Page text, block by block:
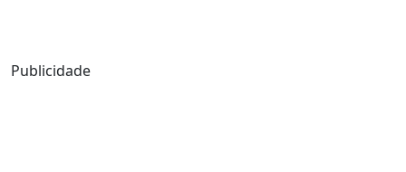
Publicidade